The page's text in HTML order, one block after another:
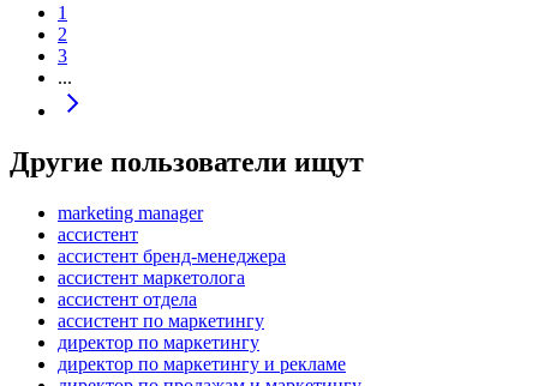
1
2
3
...
Другие пользователи ищут
marketing manager
ассистент
ассистент бренд-менеджера
ассистент маркетолога
ассистент отдела
ассистент по маркетингу
директор по маркетингу
директор по маркетингу и рекламе